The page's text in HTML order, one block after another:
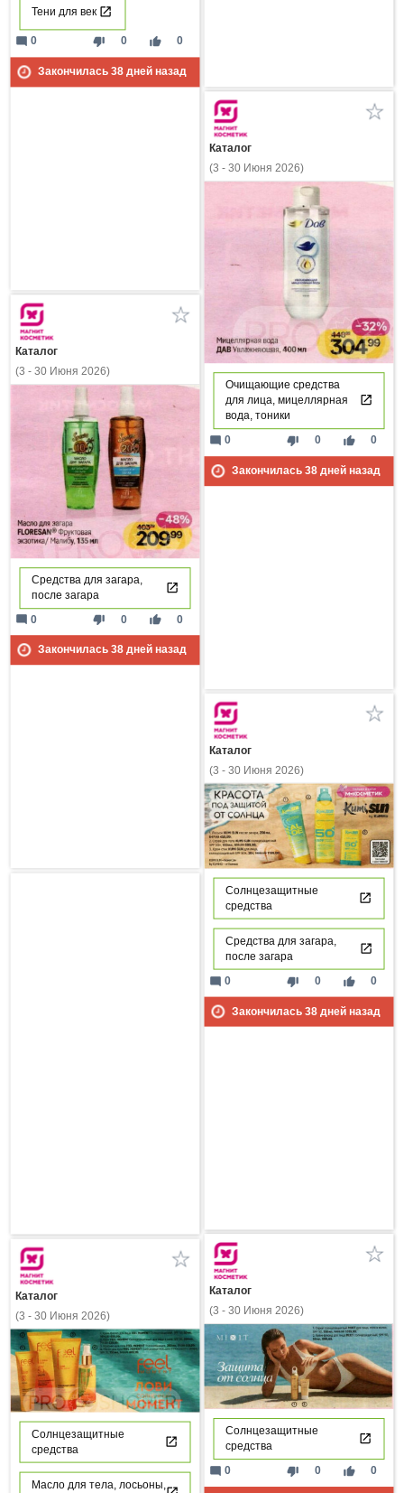
Тени для век
thumb_down 0 thumb_up 0
mode_comment 0
Закончилась 38дней назад
Каталог
(3 - 30 Июня 2026)
Очищающие средства
для лица, мицеллярная
вода, тоники
thumb_down 0 thumb_up 0
mode_comment 0
Закончилась 38дней назад
Каталог
(3 - 30 Июня 2026)
Средства для загара,
после загара
thumb_down 0 thumb_up 0
mode_comment 0
Закончилась 38дней назад
Каталог
(3 - 30 Июня 2026)
Солнцезащитные
средства
Средства для загара,
после загара
thumb_down 0 thumb_up 0
mode_comment 0
Закончилась 38дней назад
Каталог
(3 - 30 Июня 2026)
Солнцезащитные
средства
thumb_down 0 thumb_up 0
mode_comment 0
Каталог
(3 - 30 Июня 2026)
Солнцезащитные
средства
Масло для тела, лосьоны,